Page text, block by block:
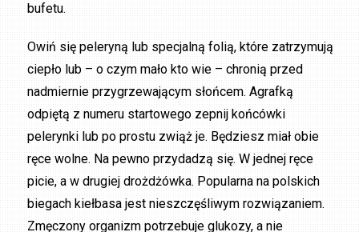
bufetu.
Owiń się peleryną lub specjalną folią, które zatrzymują
ciepło lub – o czym mało kto wie – chronią przed
nadmiernie przygrzewającym słońcem. Agrafką
odpiętą z numeru startowego zepnij końcówki
pelerynki lub po prostu zwiąż je. Będziesz miał obie
ręce wolne. Na pewno przydadzą się. W jednej ręce
picie, a w drugiej drożdżówka. Popularna na polskich
biegach kiełbasa jest nieszczęśliwym rozwiązaniem.
Zmęczony organizm potrzebuje glukozy, a nie